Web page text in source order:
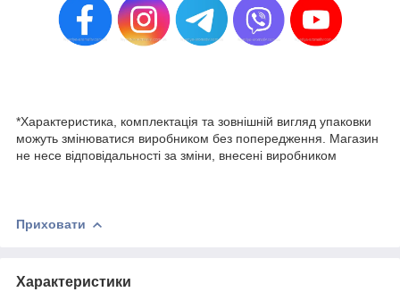
*Характеристика, комплектація та зовнішній вигляд упаковки
можуть змінюватися виробником без попередження. Магазин
не несе відповідальності за зміни, внесені виробником
Приховати
Характеристики